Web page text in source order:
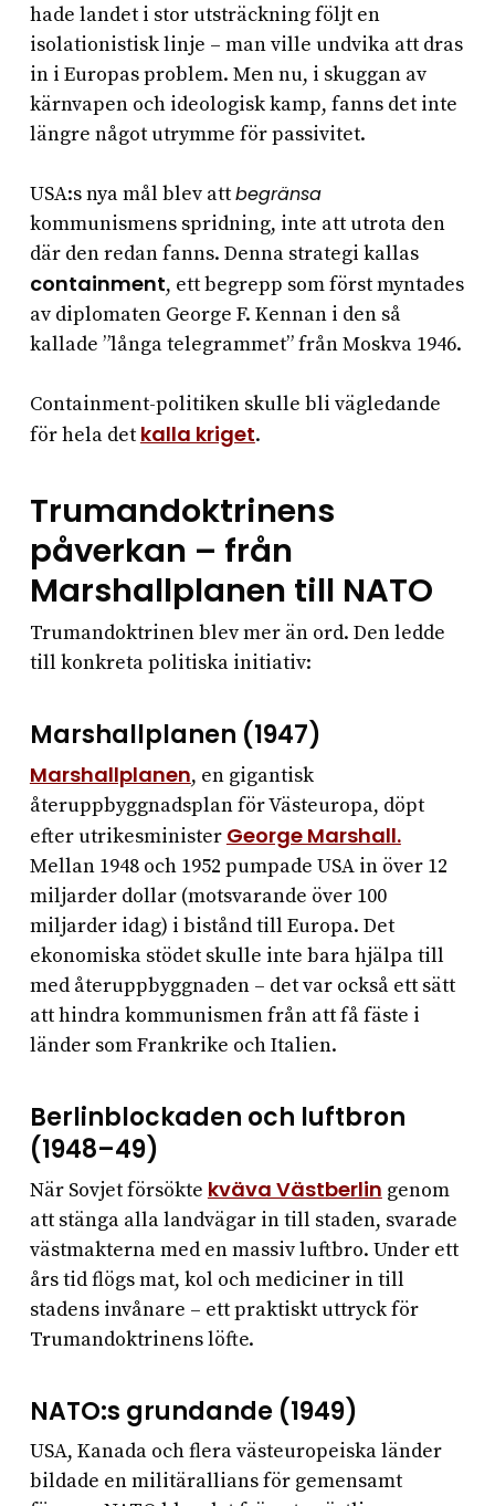
hade landet i stor utsträckning följt en
isolationistisk linje – man ville undvika att dras
in i Europas problem. Men nu, i skuggan av
kärnvapen och ideologisk kamp, fanns det inte
längre något utrymme för passivitet.
USA:s nya mål blev attbegränsa
kommunismens spridning, inte att utrota den
där den redan fanns. Denna strategi kallas
containment, ett begrepp som först myntades
av diplomaten George F. Kennan i den så
kallade ”långa telegrammet” från Moskva 1946.
Containment-politiken skulle bli vägledande
för hela det kalla kriget.
Trumandoktrinens
påverkan – från
Marshallplanen till NATO
Trumandoktrinen blev mer än ord. Den ledde
till konkreta politiska initiativ:
Marshallplanen (1947)
Marshallplanen, en gigantisk
återuppbyggnadsplan för Västeuropa, döpt
efter utrikesminister George Marshall.
Mellan 1948 och 1952 pumpade USA in över 12
miljarder dollar (motsvarande över 100
miljarder idag) i bistånd till Europa. Det
ekonomiska stödet skulle inte bara hjälpa till
med återuppbyggnaden – det var också ett sätt
att hindra kommunismen från att få fäste i
länder som Frankrike och Italien.
Berlinblockaden och luftbron
(1948–49)
När Sovjet försökte kväva Västberlin genom
att stänga alla landvägar in till staden, svarade
västmakterna med en massiv luftbro. Under ett
års tid flögs mat, kol och mediciner in till
stadens invånare – ett praktiskt uttryck för
Trumandoktrinens löfte.
NATO:s grundande (1949)
USA, Kanada och flera västeuropeiska länder
bildade en militärallians för gemensamt